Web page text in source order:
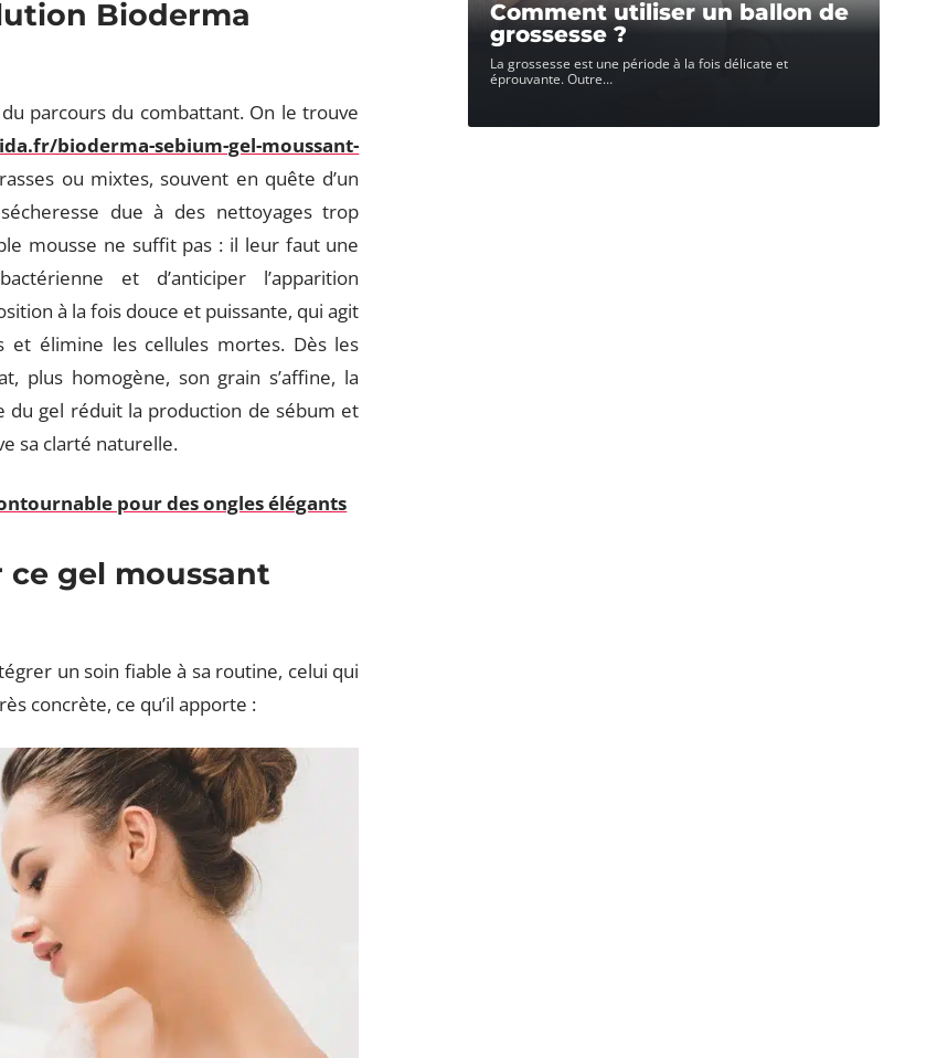
Bioderma
parcours du combattant. On le trouve
bioderma-sebium-gel-moussant-
ou mixtes, souvent en quête d’un
due à des nettoyages trop
mousse ne suffit pas : il leur faut une
et d’anticiper l’apparition
à la fois douce et puissante, qui agit
et élimine les cellules mortes. Dès les
plus homogène, son grain s’affine, la
du gel réduit la production de sébum et
sa clarté naturelle.
pour des ongles élégants
ce gel moussant
un soin fiable à sa routine, celui qui
concrète, ce qu’il apporte :
Comment utiliser un ballon de
grossesse ?
La grossesse est une période à la fois délicate et
éprouvante. Outre…